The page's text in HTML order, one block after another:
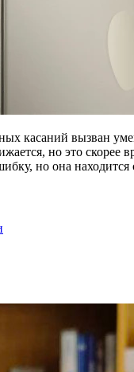
касаний вызван
но это
но она